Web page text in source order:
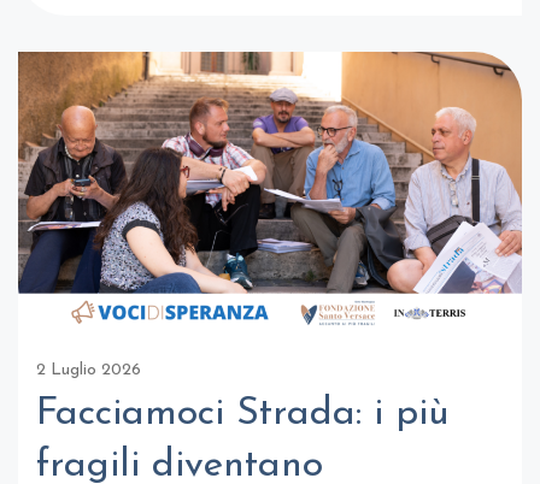
2 Luglio 2026
Facciamoci Strada: i più
fragili diventano